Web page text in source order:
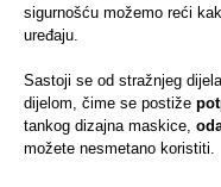
sigurnošću možemo reći
uređaju.
Sastoji se od stražnjeg
dijelom, čime se postiže
tankog dizajna maskice,
možete nesmetano koristiti.
Životinjsko carstvo